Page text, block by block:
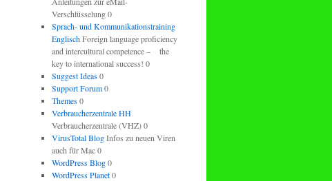
Verschlüsselung 0
Sprach- und Kommunikationstraining
EnglischForeign language proficiency
and intercultural competence – the
key to international success! 0
Suggest Ideas0
Support Forum0
Themes0
Verbraucherzentrale HH
Verbraucherzentrale (VHZ) 0
VirusTotal BlogInfos zu neuen Viren
auch für Mac 0
WordPress Blog0
WordPress Planet0